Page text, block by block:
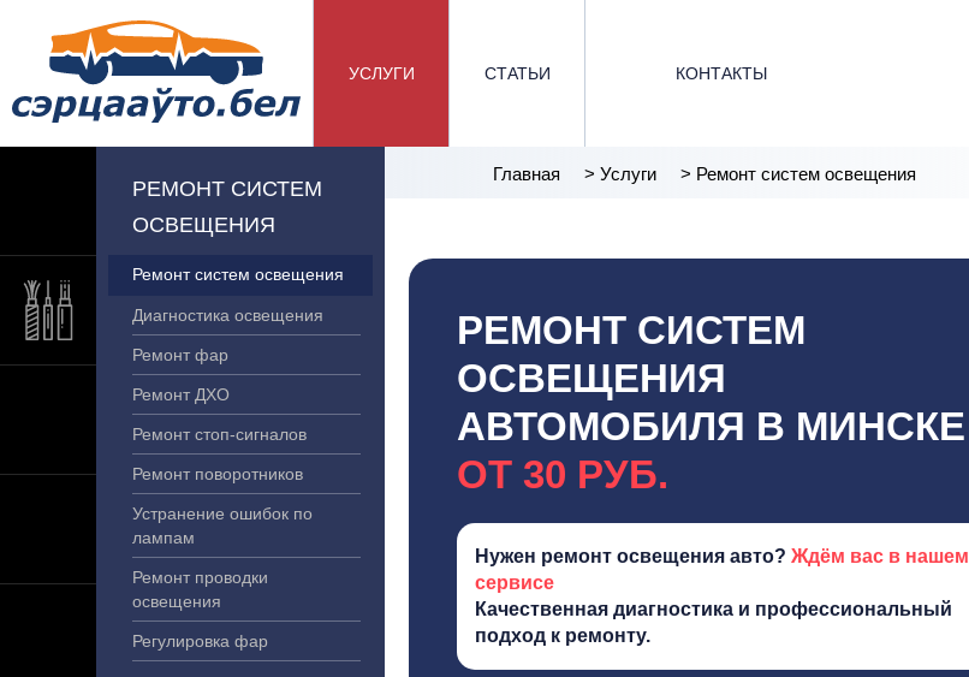
УСЛУГИ СТАТЬИ КОНТАКТЫ
РЕМОНТ СИСТЕМ
ОСВЕЩЕНИЯ
Ремонт систем освещения
Диагностика освещения
Ремонт фар
Ремонт ДХО
Ремонт стоп-сигналов
Ремонт поворотников
Устранение ошибок по
лампам
Ремонт проводки
освещения
Регулировка фар
Главная > Услуги > Ремонт систем освещения
РЕМОНТ СИСТЕМ
ОСВЕЩЕНИЯ
АВТОМОБИЛЯ В МИНСКЕ
ОТ 30 РУБ.
Нужен ремонт освещения авто?Ждём вас в нашем
сервисе
Качественная диагностика и профессиональный
подход к ремонту.